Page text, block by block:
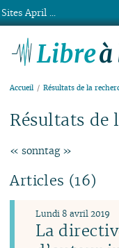
Accueil Résultats de la
Résultats de
« sonntag »
Articles (16)
La
Lundi 8 avril 2019
Sites April ...